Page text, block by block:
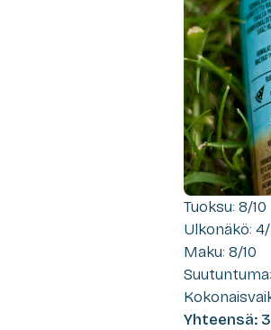
Tuoksu: 8/10
Ulkonäkö:
Maku: 8/10
Yhteensä: